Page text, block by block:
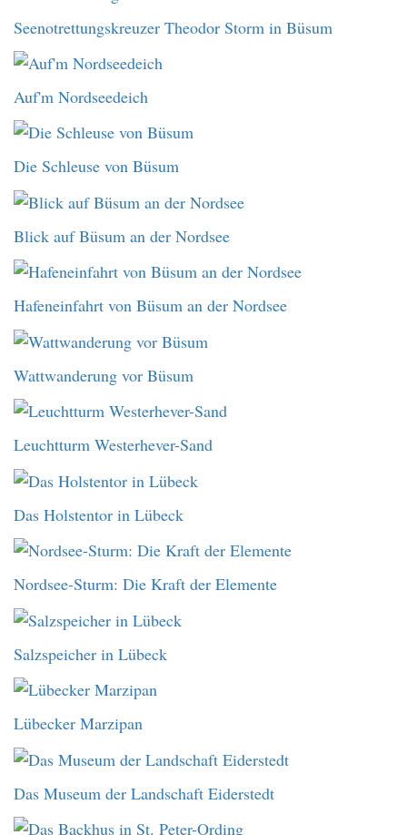
Seenotrettungskreuzer Theodor Storm in Büsum
Auf'm Nordseedeich
Die Schleuse von Büsum
Blick auf Büsum an der Nordsee
Hafeneinfahrt von Büsum an der Nordsee
Wattwanderung vor Büsum
Leuchtturm Westerhever-Sand
Das Holstentor in Lübeck
Nordsee-Sturm: Die Kraft der Elemente
Salzspeicher in Lübeck
Lübecker Marzipan
Das Museum der Landschaft Eiderstedt